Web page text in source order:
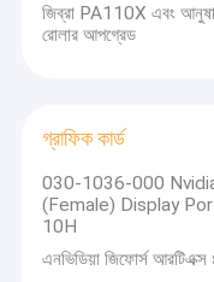
জিব্রা PA110X এবং
রোলার আপগ্রেড
গ্রাফিক কার্ড
030-1036-000
(Female) Display
10H
এনভিডিয়া জিফোর্স আরটিএক্স